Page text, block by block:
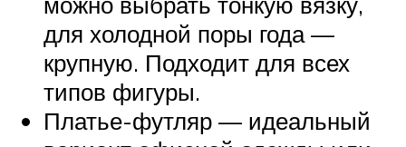
для холодной поры года —
крупную. Подходит для всех
типов фигуры.
Платье-футляр — идеальный